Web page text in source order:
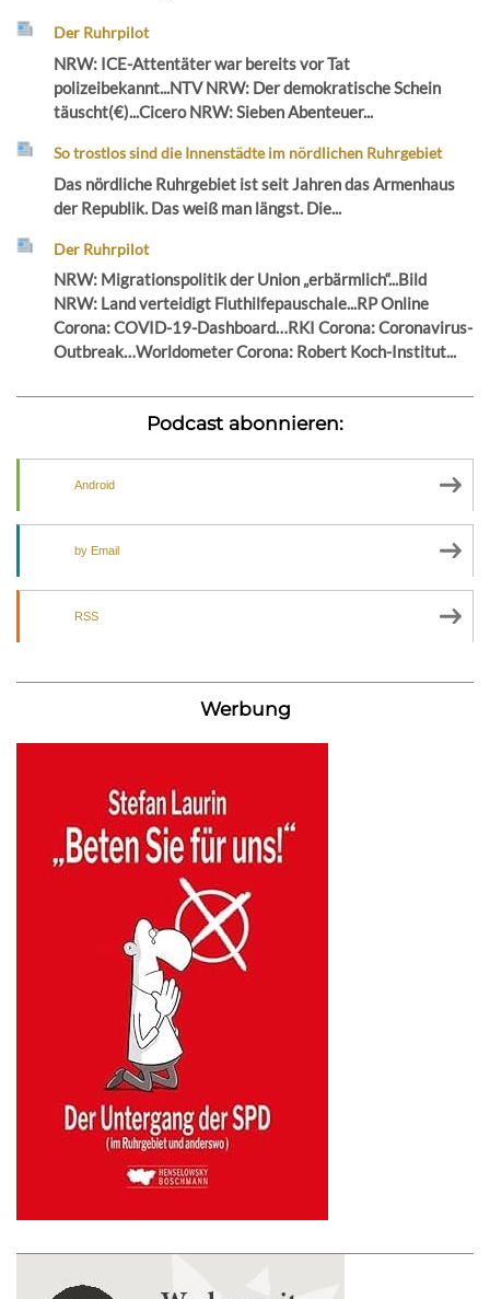
Der Ruhrpilot
NRW: ICE-Attentäter war bereits vor Tat
polizeibekannt...NTV NRW: Der demokratische Schein
täuscht(€)...Cicero NRW: Sieben Abenteuer...
So trostlos sind die Innenstädte im nördlichen Ruhrgebiet
Das nördliche Ruhrgebiet ist seit Jahren das Armenhaus
der Republik. Das weiß man längst. Die...
Der Ruhrpilot
NRW: Migrationspolitik der Union „erbärmlich“...Bild
NRW: Land verteidigt Fluthilfepauschale...RP Online
Corona: COVID-19-Dashboard…RKI Corona: Coronavirus-
Outbreak…Worldometer Corona: Robert Koch-Institut...
Podcast abonnieren:
Android
by Email
RSS
Werbung